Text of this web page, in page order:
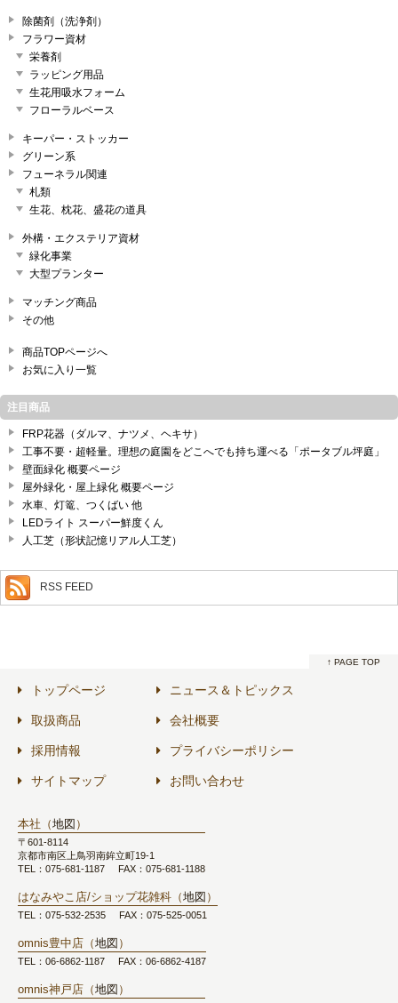
除菌剤（洗浄剤）
フラワー資材
栄養剤
ラッピング用品
生花用吸水フォーム
フローラルベース
キーパー・ストッカー
グリーン系
フューネラル関連
札類
生花、枕花、盛花の道具
外構・エクステリア資材
緑化事業
大型プランター
マッチング商品
その他
商品TOPページへ
お気に入り一覧
注目商品
FRP花器（ダルマ、ナツメ、ヘキサ）
工事不要・超軽量。理想の庭園をどこへでも持ち運べる「ポータブル坪庭」
壁面緑化 概要ページ
屋外緑化・屋上緑化 概要ページ
水車、灯篭、つくばい 他
LEDライト スーパー鮮度くん
人工芝（形状記憶リアル人工芝）
RSS FEED
↑ PAGE TOP
トップページ
取扱商品
採用情報
サイトマップ
ニュース＆トピックス
会社概要
プライバシーポリシー
お問い合わせ
本社（地図 ）
〒601-8114
京都市南区上鳥羽南鉾立町19-1
TEL：075-681-1187
FAX：075-681-1188
はなみやこ店/ショップ花雑科（地図 ）
TEL：075-532-2535 FAX：075-525-0051
omnis豊中店（地図 ）
TEL：06-6862-1187 FAX：06-6862-4187
omnis神戸店（地図 ）